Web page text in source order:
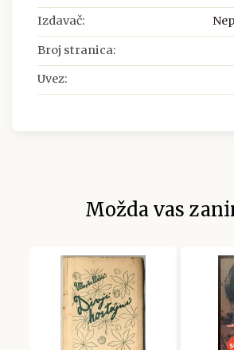
Izdavač:
Broj stranica:
Uvez:
Možda vas